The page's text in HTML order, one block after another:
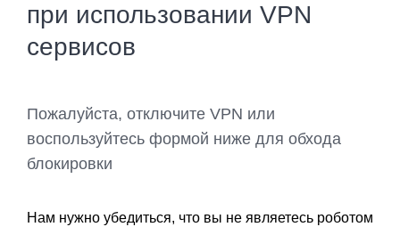
при использовании VPN
сервисов
Пожалуйста, отключите VPN или
воспользуйтесь формой ниже для обхода
блокировки
Нам нужно убедиться, что вы не являетесь роботом